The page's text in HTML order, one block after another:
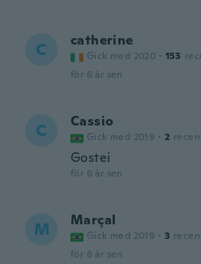
C catherine
Gick med 2020 · 153
för 6 år sen
C Cassio
Gick med 2019 · 2
Gostei
för 6 år sen
M Marçal
Gick med 2019 · 3
för 6 år sen